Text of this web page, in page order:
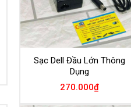
Sạc Dell Đầu Lớn Thông
Dụng
270.000₫